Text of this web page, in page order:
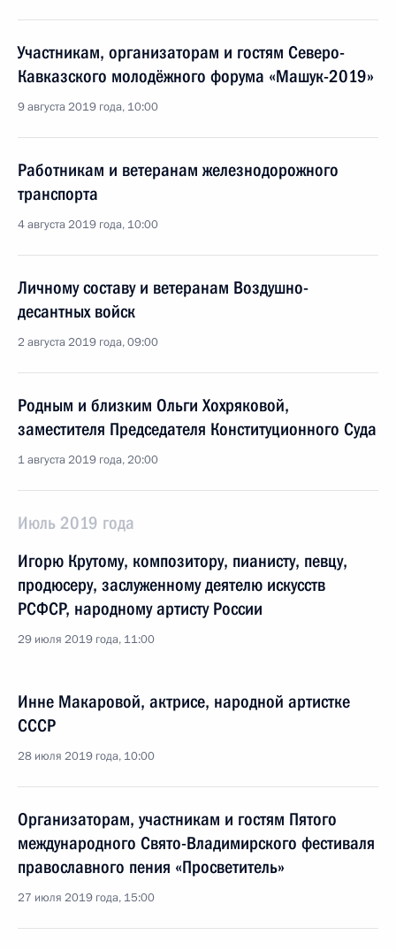
Участникам, организаторам и гостям Северо-
Кавказского молодёжного форума «Машук-2019»
9 августа 2019 года, 10:00
Работникам и ветеранам железнодорожного
транспорта
4 августа 2019 года, 10:00
Личному составу и ветеранам Воздушно-
десантных войск
2 августа 2019 года, 09:00
Родным и близким Ольги Хохряковой,
заместителя Председателя Конституционного Суда
1 августа 2019 года, 20:00
Июль 2019 года
Игорю Крутому, композитору, пианисту, певцу,
продюсеру, заслуженному деятелю искусств
РСФСР, народному артисту России
29 июля 2019 года, 11:00
Инне Макаровой, актрисе, народной артистке
СССР
28 июля 2019 года, 10:00
Организаторам, участникам и гостям Пятого
международного Свято-Владимирского фестиваля
православного пения «Просветитель»
27 июля 2019 года, 15:00